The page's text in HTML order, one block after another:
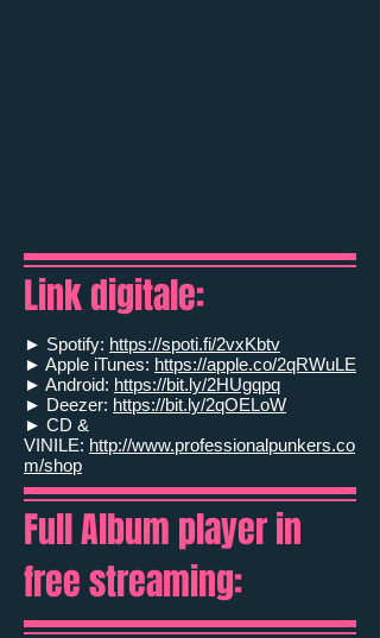
Link digitale:
► Spotify: https://spoti.fi/2vxKbtv
► Apple iTunes: https://apple.co/2qRWuLE
► Android: https://bit.ly/2HUgqpq
► Deezer: https://bit.ly/2qOELoW
► CD &
VINILE: http://www.professionalpunkers.co
m/shop
Full Album player in
free streaming: